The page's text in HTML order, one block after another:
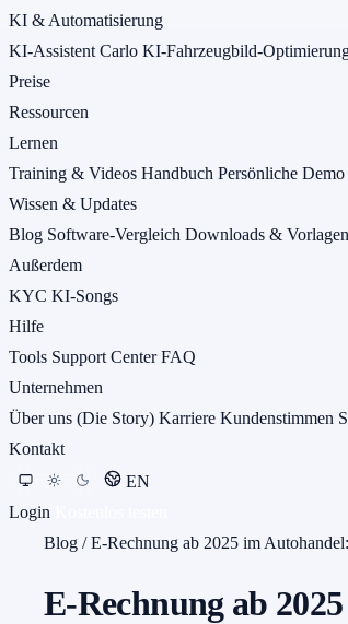
KI & Automatisierung
KI-Assistent Carlo KI-Fahrzeugbild-
Preise
Ressourcen
Lernen
Training & Videos Handbuch Persönliche Demo
Wissen & Updates
Blog Software-Vergleich Downloads & Vorlagen
Außerdem
KYC KI-Songs
Hilfe
Tools Support CenterFAQ
Unternehmen
Über uns (Die Story) Karriere Kundenstimmen
Kontakt
EN
Login
Blog / E-Rechnung ab 2025 im
E-Rechnung ab